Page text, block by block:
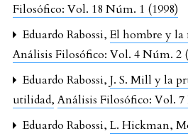
Filosófico: Vol. 18 Núm. 1 (1998)
Eduardo Rabossi,El hombre y la
Análisis Filosófico: Vol. 4 Núm. 2
Eduardo Rabossi, J. S. Mill y la
utilidad,Análisis Filosófico: Vol. 7
Eduardo Rabossi, L. Hickman,